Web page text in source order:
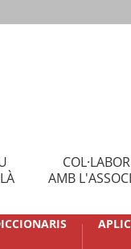
AMB